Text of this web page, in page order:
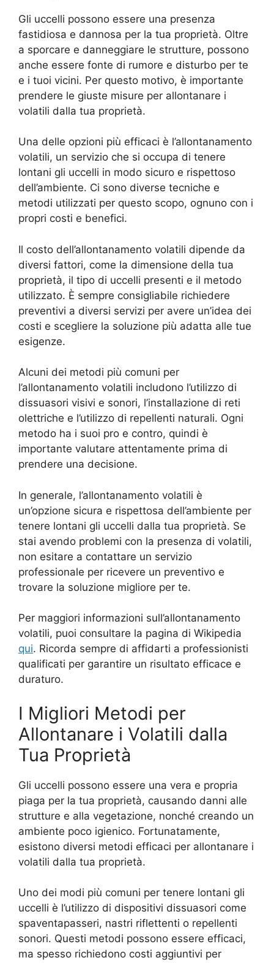
Gli uccelli possono essere una presenza
fastidiosa e dannosa per la tua proprietà. Oltre
a sporcare e danneggiare le strutture, possono
anche essere fonte di rumore e disturbo per te
e i tuoi vicini. Per questo motivo, è importante
prendere le giuste misure per allontanare i
volatili dalla tua proprietà.
Una delle opzioni più efficaci è l’allontanamento
volatili, un servizio che si occupa di tenere
lontani gli uccelli in modo sicuro e rispettoso
dell’ambiente. Ci sono diverse tecniche e
metodi utilizzati per questo scopo, ognuno con i
propri costi e benefici.
Il costo dell’allontanamento volatili dipende da
diversi fattori, come la dimensione della tua
proprietà, il tipo di uccelli presenti e il metodo
utilizzato. È sempre consigliabile richiedere
preventivi a diversi servizi per avere un’idea dei
costi e scegliere la soluzione più adatta alle tue
esigenze.
Alcuni dei metodi più comuni per
l’allontanamento volatili includono l’utilizzo di
dissuasori visivi e sonori, l’installazione di reti
olettriche e l’utilizzo di repellenti naturali. Ogni
metodo ha i suoi pro e contro, quindi è
importante valutare attentamente prima di
prendere una decisione.
In generale, l’allontanamento volatili è
un’opzione sicura e rispettosa dell’ambiente per
tenere lontani gli uccelli dalla tua proprietà. Se
stai avendo problemi con la presenza di volatili,
non esitare a contattare un servizio
professionale per ricevere un preventivo e
trovare la soluzione migliore per te.
Per maggiori informazioni sull’allontanamento
volatili, puoi consultare la pagina di Wikipedia
qui. Ricorda sempre di affidarti a professionisti
qualificati per garantire un risultato efficace e
duraturo.
I Migliori Metodi per
Allontanare i Volatili dalla
Tua Proprietà
Gli uccelli possono essere una vera e propria
piaga per la tua proprietà, causando danni alle
strutture e alla vegetazione, nonché creando un
ambiente poco igienico. Fortunatamente,
esistono diversi metodi efficaci per allontanare i
volatili dalla tua proprietà.
Uno dei modi più comuni per tenere lontani gli
uccelli è l’utilizzo di dispositivi dissuasori come
spaventapasseri, nastri riflettenti o repellenti
sonori. Questi metodi possono essere efficaci,
ma spesso richiedono costi aggiuntivi per